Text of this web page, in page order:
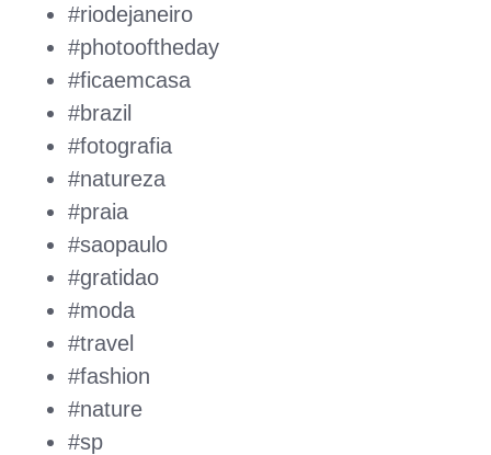
#riodejaneiro
#photooftheday
#ficaemcasa
#brazil
#fotografia
#natureza
#praia
#saopaulo
#gratidao
#moda
#travel
#fashion
#nature
#sp